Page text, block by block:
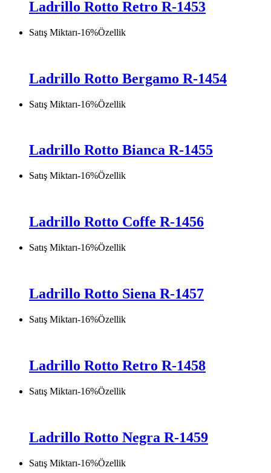
Ladrillo Rotto Retro R-1453
Satış Miktarı-16%Özellik
Ladrillo Rotto Bergamo R-1454
Satış Miktarı-16%Özellik
Ladrillo Rotto Bianca R-1455
Satış Miktarı-16%Özellik
Ladrillo Rotto Coffe R-1456
Satış Miktarı-16%Özellik
Ladrillo Rotto Siena R-1457
Satış Miktarı-16%Özellik
Ladrillo Rotto Retro R-1458
Satış Miktarı-16%Özellik
Ladrillo Rotto Negra R-1459
Satış Miktarı-16%Özellik